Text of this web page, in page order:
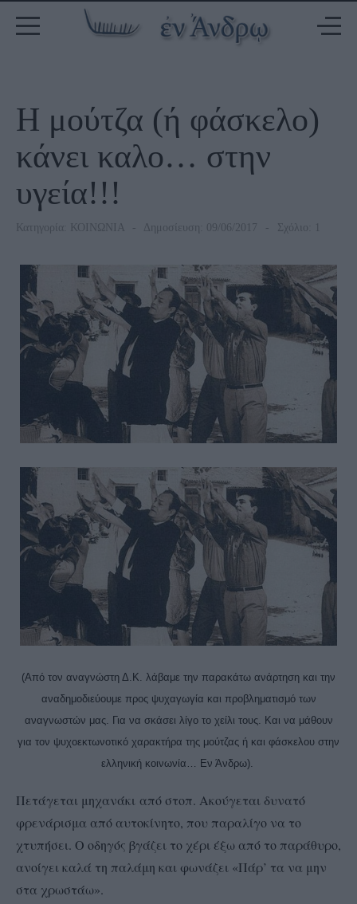
Η μούτζα (ή φάσκελο)
κάνει καλο… στην
υγεία!!!
Κατηγορία: ΚΟΙΝΩΝΙΑ Δημοσίευση: 09/06/2017 Σχόλιο: 1
(Από τον αναγνώστη Δ.Κ. λάβαμε την παρακάτω ανάρτηση και την
αναδημοδιεύουμε προς ψυχαγωγία και προβληματισμό των
αναγνωστών μας. Για να σκάσει λίγο το χείλι τους. Και να μάθουν
για τον ψυχοεκτωνοτικό χαρακτήρα της μούτζας ή και φάσκελου στην
ελληνική κοινωνία… Εν Άνδρω).
Πετάγεται μηχανάκι από στοπ. Ακούγεται δυνατό
φρενάρισμα από αυτοκίνητο, που παραλίγο να το
χτυπήσει. Ο οδηγός βγάζει το χέρι έξω από το παράθυρο,
ανοίγει καλά τη παλάμη και φωνάζει «Πάρ’ τα να μην
στα χρωστάω».